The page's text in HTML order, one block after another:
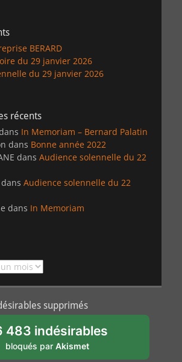
BERARD
du 29 janvier 2026
du 29 janvier 2026
récents
In Memoriam – Bernard Palatin
dans Bonne année 2022
dans Audience solennelle du 22
dans Audience solennelle du 22
dans In Memoriam
supprimés
483 indésirables
bloqués par Akismet